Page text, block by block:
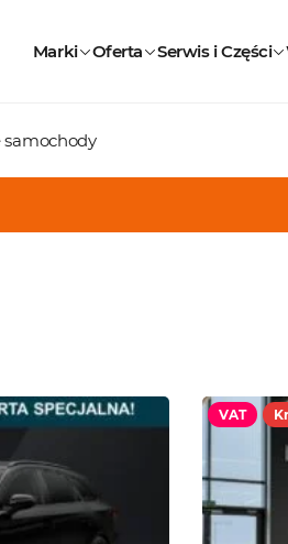
Marki Oferta Serwis i Części
samochody
VAT